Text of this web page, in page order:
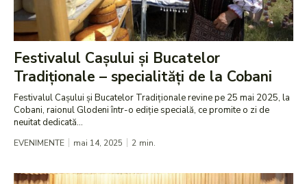
Festivalul Cașului și Bucatelor
Tradiționale – specialități de la Cobani
Festivalul Cașului și Bucatelor Tradiționale revine pe 25 mai 2025, la
Cobani, raionul Glodeni într-o ediție specială, ce promite o zi de
neuitat dedicată...
EVENIMENTE mai 14, 2025 2 min.